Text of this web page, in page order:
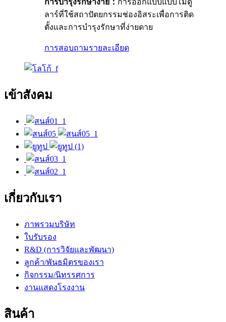
การบำรุงรักษาง่าย： การออกแบบแบบโมดู
ลาร์ที่ใช้สถาปัตยกรรมช่องอิสระเพื่อการติด
ตั้งและการบำรุงรักษาที่ง่ายดาย
การสอบถามรายละเอียด
เข้าสังคม
เกี่ยวกับเรา
ภาพรวมบริษัท
ใบรับรอง
R&D (การวิจัยและพัฒนา)
ลูกค้า/พันธมิตรของเรา
กิจกรรม/นิทรรศการ
งานแสดงโรงงาน
สินค้า